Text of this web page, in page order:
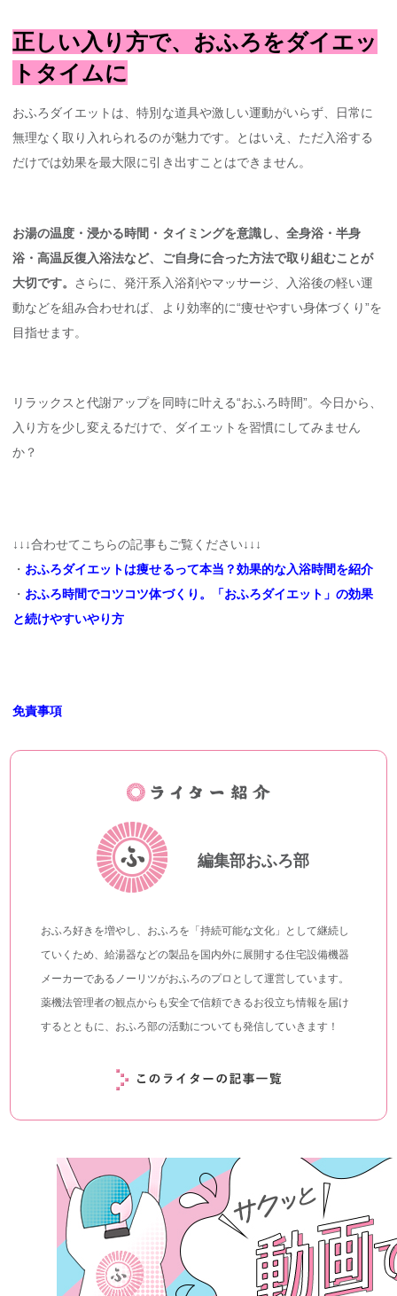
正しい入り方で、おふろをダイエッ
トタイムに
おふろダイエットは、特別な道具や激しい運動がいらず、日常に
無理なく取り入れられるのが魅力です。とはいえ、ただ入浴する
だけでは効果を最大限に引き出すことはできません。
お湯の温度・浸かる時間・タイミングを意識し、全身浴・半身
浴・高温反復入浴法など、ご自身に合った方法で取り組むことが
大切です。
さらに、発汗系入浴剤やマッサージ、入浴後の軽い運
動などを組み合わせれば、より効率的に“痩せやすい身体づくり”を
目指せます。
リラックスと代謝アップを同時に叶える“おふろ時間”。今日から、
入り方を少し変えるだけで、ダイエットを習慣にしてみません
か？
↓↓↓合わせてこちらの記事もご覧ください↓↓↓
・ おふろダイエットは痩せるって本当？効果的な入浴時間を紹介
・ おふろ時間でコツコツ体づくり。「おふろダイエット」の効果
と続けやすいやり方
免責事項
編集部おふろ部
おふろ好きを増やし、おふろを「持続可能な文化」として継続し
ていくため、給湯器などの製品を国内外に展開する住宅設備機器
メーカーであるノーリツがおふろのプロとして運営しています。
薬機法管理者の観点からも安全で信頼できるお役立ち情報を届け
するとともに、おふろ部の活動についても発信していきます！